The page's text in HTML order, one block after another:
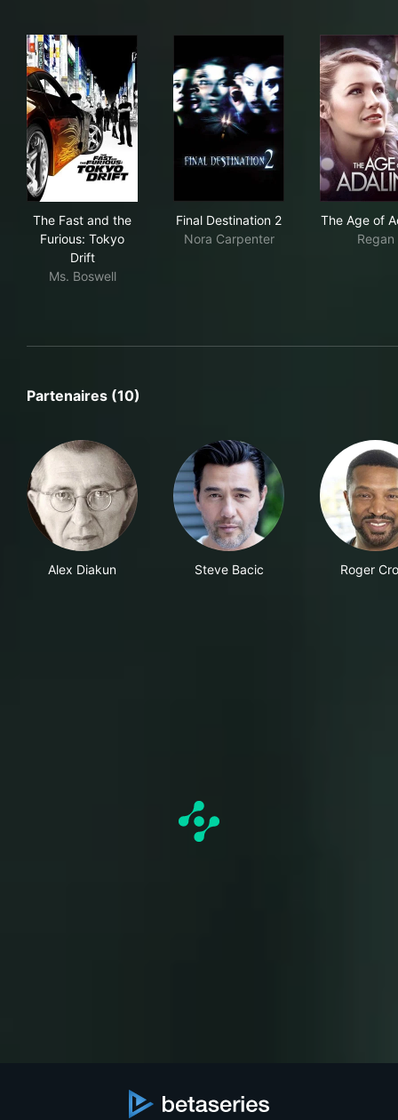
The Fast and the
Furious: Tokyo
Drift
Ms. Boswell
Final Destination 2
Nora Carpenter
The Age of
Regan
Partenaires (10)
Alex Diakun Steve Bacic Roger